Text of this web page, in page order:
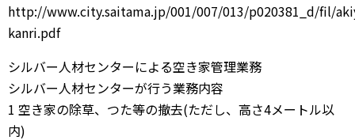
http://www.city.saitama.jp/001/007/013/p020381_d/fil/
kanri.pdf
シルバー人材センターによる空き家管理業務
シルバー人材センターが行う業務内容
1 空き家の除草、つた等の撤去(ただし、高さ4メートル以
内)